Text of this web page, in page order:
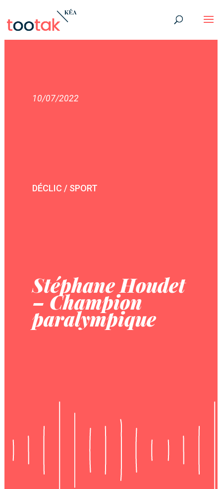
10/07/2022
DÉCLIC / SPORT
Stéphane Houdet
– Champion
paralympique